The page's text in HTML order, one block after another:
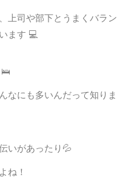
上司や部下とうまくバラン
ます 💻
なにも多いんだって知りま
いがあったり💦
ね！